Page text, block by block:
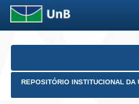
Skip
REPOSITÓRIO INSTITUCIONAL DA